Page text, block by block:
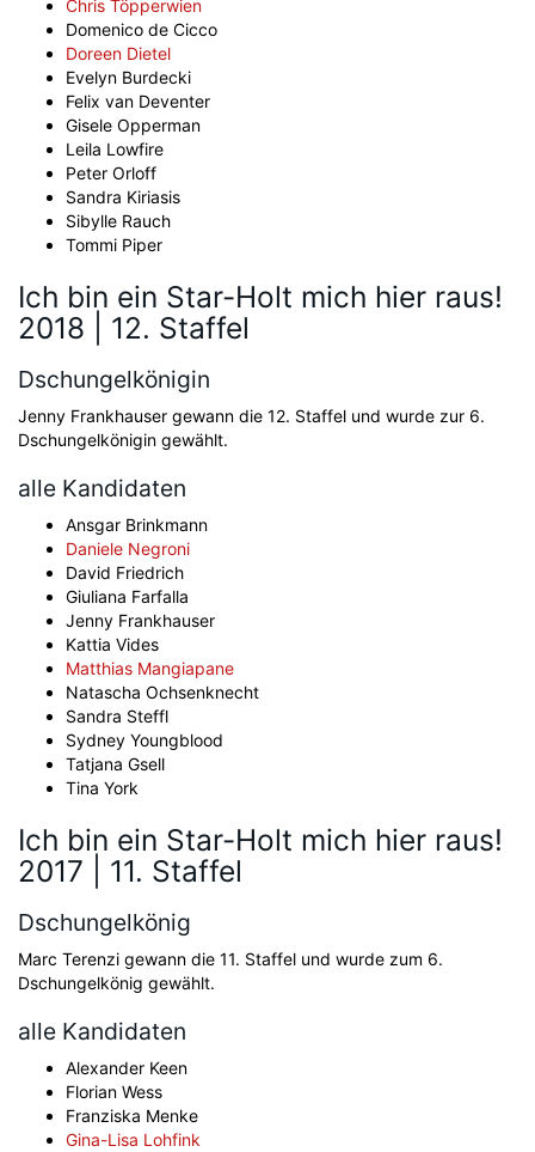
Chris Töpperwien
Domenico de Cicco
Doreen Dietel
Evelyn Burdecki
Felix van Deventer
Gisele Opperman
Leila Lowfire
Peter Orloff
Sandra Kiriasis
Sibylle Rauch
Tommi Piper
Ich bin ein Star-Holt mich hier raus!
2018 | 12. Staffel
Dschungelkönigin
Jenny Frankhauser gewann die 12. Staffel und wurde zur 6.
Dschungelkönigin gewählt.
alle Kandidaten
Ansgar Brinkmann
Daniele Negroni
David Friedrich
Giuliana Farfalla
Jenny Frankhauser
Kattia Vides
Matthias Mangiapane
Natascha Ochsenknecht
Sandra Steffl
Sydney Youngblood
Tatjana Gsell
Tina York
Ich bin ein Star-Holt mich hier raus!
2017 | 11. Staffel
Dschungelkönig
Marc Terenzi gewann die 11. Staffel und wurde zum 6.
Dschungelkönig gewählt.
alle Kandidaten
Alexander Keen
Florian Wess
Franziska Menke
Gina-Lisa Lohfink